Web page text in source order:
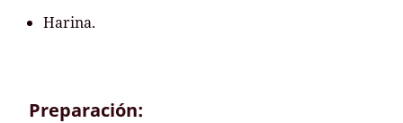
Harina.
Preparación: